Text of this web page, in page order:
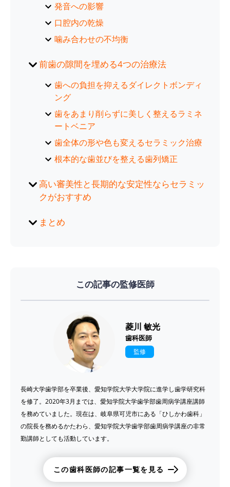
発音への影響
口腔内の乾燥
噛み合わせの不均衡
前歯の隙間を埋める4つの治療法
歯への負担を抑えるダイレクトボンディ
ング
歯をあまり削らずに美しく整えるラミネ
ートベニア
歯全体の形や色も変えるセラミック治療
根本的な歯並びを整える歯列矯正
高い審美性と長期的な安定性ならセラミッ
クがおすすめ
まとめ
この記事の監修医師
菱川 敏光
歯科医師
監修
長崎大学歯学部を卒業後、愛知学院大学大学院に進学し歯学研究科
を修了。2020年3月までは、愛知学院大学歯学部歯周病学講座講師
を務めていました。現在は、岐阜県可児市にある「ひしかわ歯科」
の院長を務めるかたわら、愛知学院大学歯学部歯周病学講座の非常
勤講師としても活動しています。
この歯科医師の記事一覧を見る